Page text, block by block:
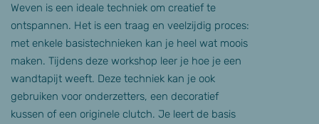
Weven is een ideale techniek om creatief te
ontspannen. Het is een traag en veelzijdig proces:
met enkele basistechnieken kan je heel wat moois
maken. Tijdens deze workshop leer je hoe je een
wandtapijt weeft. Deze techniek kan je ook
gebruiken voor onderzetters, een decoratief
kussen of een originele clutch. Je leert de basis